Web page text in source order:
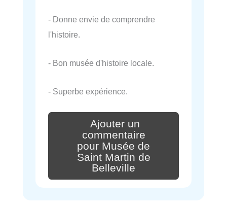
- Donne envie de comprendre
l'histoire.
- Bon musée d'histoire locale.
- Superbe expérience.
Ajouter un
commentaire
pour Musée de
Saint Martin de
Belleville